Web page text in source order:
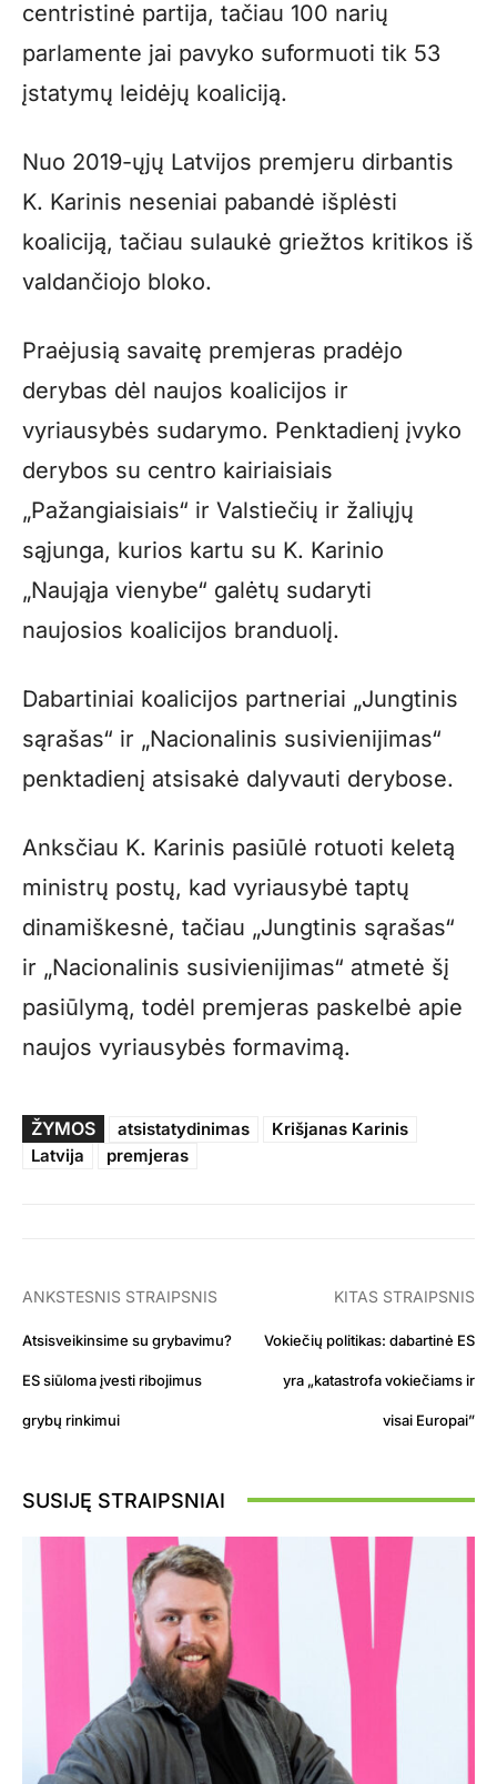
centristinė partija, tačiau 100 narių
parlamente jai pavyko suformuoti tik 53
įstatymų leidėjų koaliciją.
Nuo 2019-ųjų Latvijos premjeru dirbantis
K. Karinis neseniai pabandė išplėsti
koaliciją, tačiau sulaukė griežtos kritikos iš
valdančiojo bloko.
Praėjusią savaitę premjeras pradėjo
derybas dėl naujos koalicijos ir
vyriausybės sudarymo. Penktadienį įvyko
derybos su centro kairiaisiais
„Pažangiaisiais“ ir Valstiečių ir žaliųjų
sąjunga, kurios kartu su K. Karinio
„Naująja vienybe“ galėtų sudaryti
naujosios koalicijos branduolį.
Dabartiniai koalicijos partneriai „Jungtinis
sąrašas“ ir „Nacionalinis susivienijimas“
penktadienį atsisakė dalyvauti derybose.
Anksčiau K. Karinis pasiūlė rotuoti keletą
ministrų postų, kad vyriausybė taptų
dinamiškesnė, tačiau „Jungtinis sąrašas“
ir „Nacionalinis susivienijimas“ atmetė šį
pasiūlymą, todėl premjeras paskelbė apie
naujos vyriausybės formavimą.
ŽYMOS atsistatydinimas
Krišjanas Karinis
Latvija
premjeras
ANKSTESNIS STRAIPSNIS
Atsisveikinsime su grybavimu?
ES siūloma įvesti ribojimus
grybų rinkimui
KITAS STRAIPSNIS
Vokiečių politikas: dabartinė ES
yra „katastrofa vokiečiams ir
visai Europai”
SUSIJĘ STRAIPSNIAI